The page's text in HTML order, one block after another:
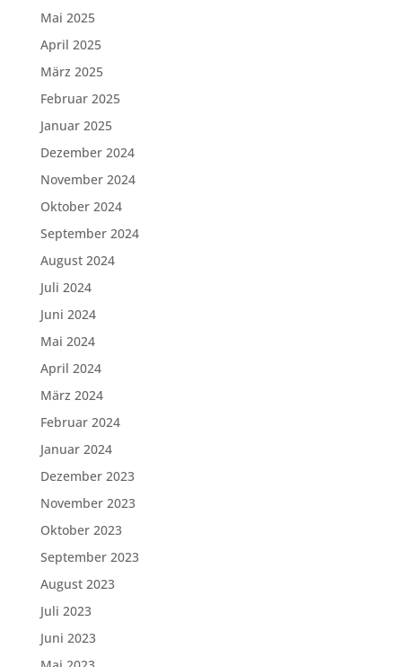
Mai 2025
April 2025
März 2025
Februar 2025
Januar 2025
Dezember 2024
November 2024
Oktober 2024
September 2024
August 2024
Juli 2024
Juni 2024
Mai 2024
April 2024
März 2024
Februar 2024
Januar 2024
Dezember 2023
November 2023
Oktober 2023
September 2023
August 2023
Juli 2023
Juni 2023